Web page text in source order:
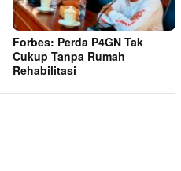
Forbes: Perda P4GN Tak
Cukup Tanpa Rumah
Rehabilitasi